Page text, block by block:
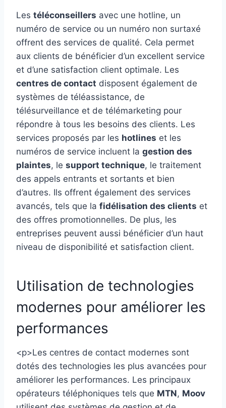
Les téléconseillers avec une hotline, un
numéro de service ou un numéro non surtaxé
offrent des services de qualité. Cela permet
aux clients de bénéficier d’un excellent service
et d’une satisfaction client optimale. Les
centres de contact disposent également de
systèmes de téléassistance, de
télésurveillance et de télémarketing pour
répondre à tous les besoins des clients. Les
services proposés par les hotlines et les
numéros de service incluent la gestion des
plaintes, le support technique, le traitement
des appels entrants et sortants et bien
d’autres. Ils offrent également des services
avancés, tels que la fidélisation des clients et
des offres promotionnelles. De plus, les
entreprises peuvent aussi bénéficier d’un haut
niveau de disponibilité et satisfaction client.
Utilisation de technologies
modernes pour améliorer les
performances
<p>Les centres de contact modernes sont
dotés des technologies les plus avancées pour
améliorer les performances. Les principaux
opérateurs téléphoniques tels que MTN, Moov